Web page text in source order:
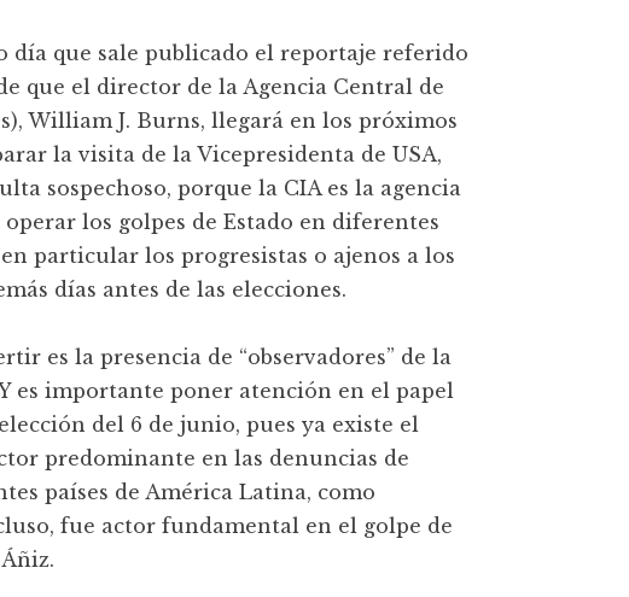
día que sale publicado el reportaje referido
que el director de la Agencia Central de
William J. Burns, llegará en los próximos
la visita de la Vicepresidenta de USA,
sospechoso, porque la CIA es la agencia
los golpes de Estado en diferentes
particular los progresistas o ajenos a los
días antes de las elecciones.
es la presencia de “observadores” de la
es importante poner atención en el papel
del 6 de junio, pues ya existe el
predominante en las denuncias de
países de América Latina, como
fue actor fundamental en el golpe de